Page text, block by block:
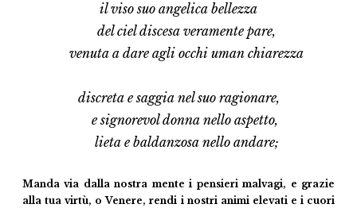
il viso suo angelica bellezza
del ciel discesa veramente pare,
venuta a dare agli occhi uman chiarezza
discreta e saggia nel suo ragionare,
e signorevol donna nello aspetto,
lieta e baldanzosa nello andare;
Manda via dalla nostra mente i pensieri malvagi, e grazie
alla tua virtù, o Venere, rendi i nostri animi elevati e i cuori